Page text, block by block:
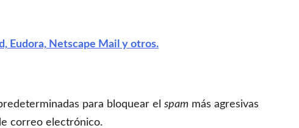
Eudora, Netscape Mail y otros.
para bloquear el spam más agresivas
correo electrónico.